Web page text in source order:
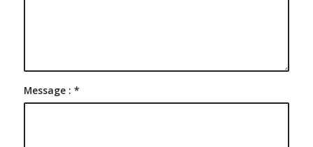
Message : *